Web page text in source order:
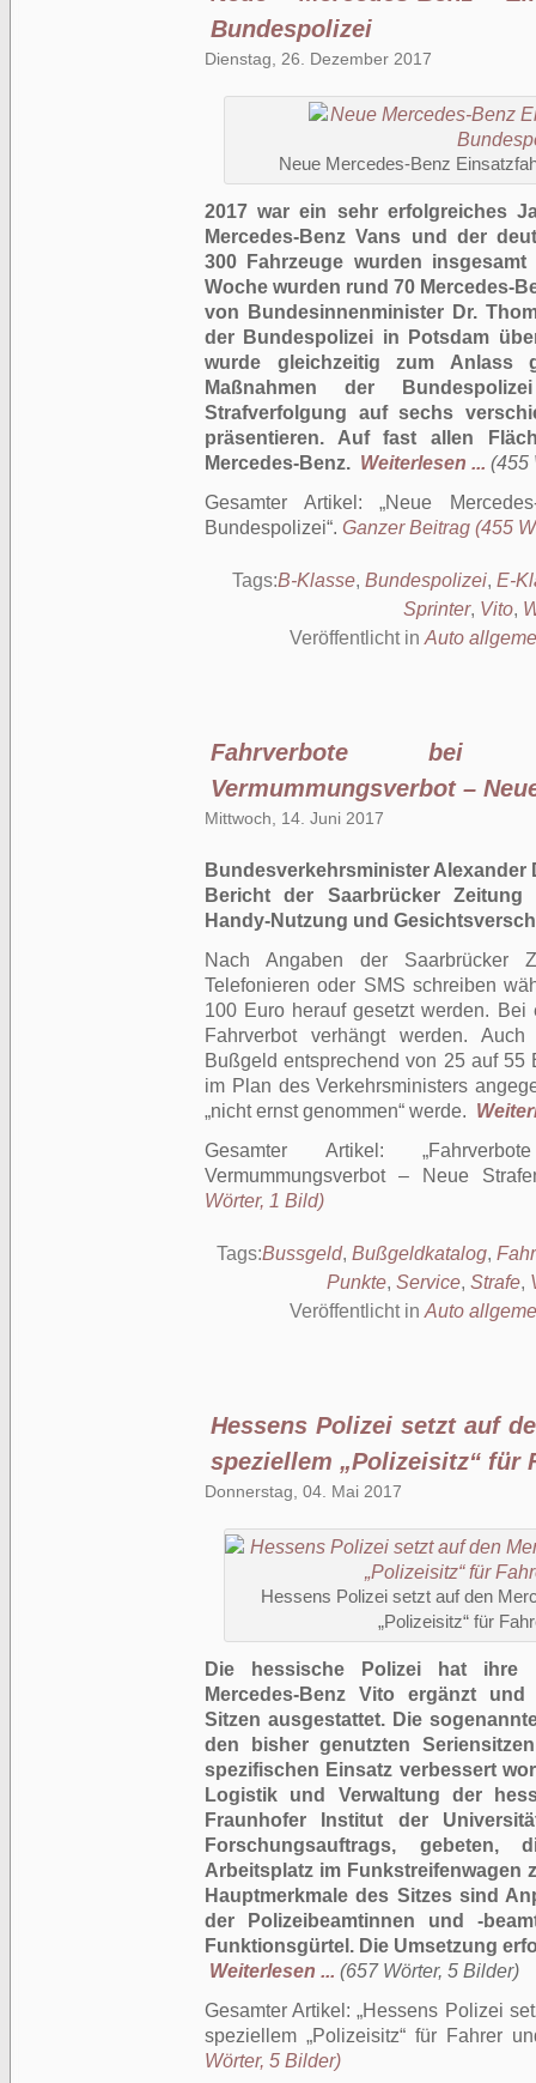
Bundespolizei
Dienstag, 26. Dezember 2017
Neue Mercedes-Benz
2017 war ein sehr erfolgreiches
Mercedes-Benz Vans und der
300 Fahrzeuge wurden
Woche wurden rund 70 Mercedes-
von Bundesinnenminister Dr.
der Bundespolizei in Potsdam
wurde gleichzeitig zum Anlass
Maßnahmen der
Strafverfolgung auf sechs
präsentieren. Auf fast allen
Mercedes-Benz. Weiterlesen ... (455
Gesamter Artikel:
Neue
Bundespolizei . Ganzer Beitrag (455
Tags:B-Klasse, Bundespolizei, E-
Sprinter, Vito,
Veröffentlicht in Auto
Fahrverbote bei
Vermummungsverbot –
Mittwoch, 14. Juni 2017
Bundesverkehrsminister Alexander
Bericht der Saarbrücker Zeitung
Handy-Nutzung und
Nach Angaben der
Telefonieren oder SMS schreiben
100 Euro herauf gesetzt werden.
Fahrverbot verhängt werden.
Bußgeld entsprechend von 25 auf
im Plan des Verkehrsministers
„nicht ernst genommen“ werde.
Gesamter Artikel:
Vermummungsverbot – Neue
Wörter, 1 Bild)
Tags:Bussgeld, Bußgeldkatalog,
Punkte, Service, Strafe,
Veröffentlicht in Auto
Hessens Polizei setzt auf
speziellem „Polizeisitz“ für
Donnerstag, 04. Mai 2017
Hessens Polizei setzt auf den
„Polizeisitz“ für
Die hessische Polizei hat ihre
Mercedes-Benz Vito ergänzt
Sitzen ausgestattet. Die
den bisher genutzten
spezifischen Einsatz verbessert
Logistik und Verwaltung der
Fraunhofer Institut der
Forschungsauftrags,
Arbeitsplatz im Funkstreifenwagen
Hauptmerkmale des Sitzes sind
der Polizeibeamtinnen und -
Funktionsgürtel. Die Umsetzung
Weiterlesen ... (657 Wörter, 5 Bilder)
Gesamter Artikel: Hessens Polizei
speziellem „Polizeisitz“ für Fahrer
Wörter, 5 Bilder)